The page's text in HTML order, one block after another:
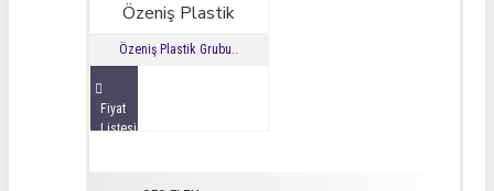
Özeniş Plastik
Özeniş Plastik Grubu..
Fiyat
Listesini